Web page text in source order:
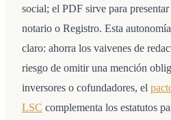
social; el PDF sirve para
notario o Registro. Esta
claro: ahorra los vaivenes de
riesgo de omitir una mención
inversores o cofundadores, el
LSC complementa los estatutos